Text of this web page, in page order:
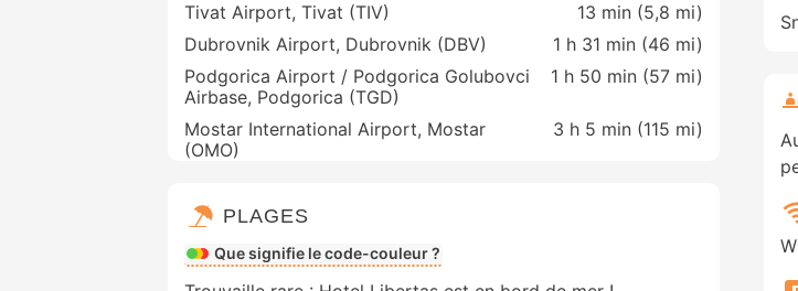
Tivat Airport, Tivat (TIV)
13 min (5,8 mi)
Dubrovnik Airport, Dubrovnik (DBV)
1 h 31 min (46 mi)
Podgorica Airport / Podgorica Golubovci
Airbase, Podgorica (TGD)
1 h 50 min (57 mi)
Mostar International Airport, Mostar
(OMO)
3 h 5 min (115 mi)
PLAGES
Que signifie le code-couleur ?